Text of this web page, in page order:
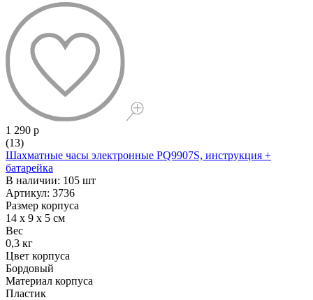
1 290 р
(13)
Шахматные часы электронные PQ9907S, инструкция +
батарейка
В наличии: 105 шт
Артикул: 3736
Размер корпуса
14 x 9 x 5 см
Вес
0,3 кг
Цвет корпуса
Бордовый
Материал корпуса
Пластик